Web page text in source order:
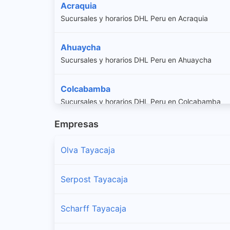
Acraquia
Sucursales y horarios DHL Peru en Acraquia
Ahuaycha
Sucursales y horarios DHL Peru en Ahuaycha
Colcabamba
Sucursales y horarios DHL Peru en Colcabamba
Daniel Hernandez
Sucursales y horarios DHL Peru en Huachocolpa
Huaribamba
Empresas
Olva Tayacaja
Serpost Tayacaja
Scharff Tayacaja